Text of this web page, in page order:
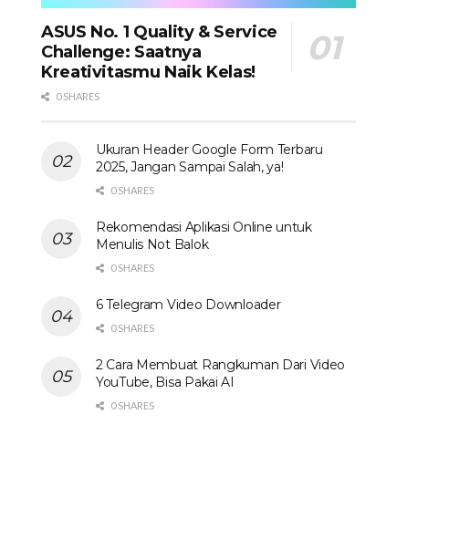
ASUS No. 1 Quality & Service
Challenge: Saatnya
Kreativitasmu Naik Kelas!
0 SHARES
Ukuran Header Google Form Terbaru
2025, Jangan Sampai Salah, ya!
0 SHARES
Rekomendasi Aplikasi Online untuk
Menulis Not Balok
0 SHARES
6 Telegram Video Downloader
0 SHARES
2 Cara Membuat Rangkuman Dari Video
YouTube, Bisa Pakai AI
0 SHARES